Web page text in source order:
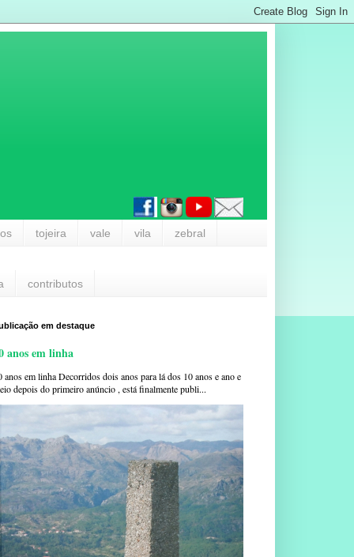
tojeira vale vila zebral
contributos
em destaque
anos em linha
anos em linha Decorridos dois anos para lá dos 10 anos e ano e
depois do primeiro anúncio , está finalmente publi...